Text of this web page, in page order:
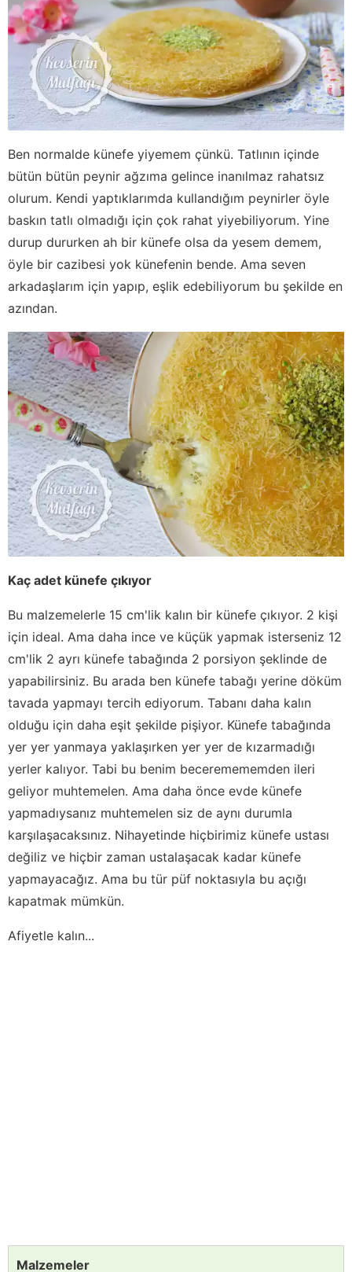
Ben normalde künefe yiyemem çünkü. Tatlının içinde
bütün bütün peynir ağzıma gelince inanılmaz rahatsız
olurum. Kendi yaptıklarımda kullandığım peynirler öyle
baskın tatlı olmadığı için çok rahat yiyebiliyorum. Yine
durup dururken ah bir künefe olsa da yesem demem,
öyle bir cazibesi yok künefenin bende. Ama seven
arkadaşlarım için yapıp, eşlik edebiliyorum bu şekilde en
azından.
Kaç adet künefe çıkıyor
Bu malzemelerle 15 cm'lik kalın bir künefe çıkıyor. 2 kişi
için ideal. Ama daha ince ve küçük yapmak isterseniz 12
cm'lik 2 ayrı künefe tabağında 2 porsiyon şeklinde de
yapabilirsiniz. Bu arada ben künefe tabağı yerine döküm
tavada yapmayı tercih ediyorum. Tabanı daha kalın
olduğu için daha eşit şekilde pişiyor. Künefe tabağında
yer yer yanmaya yaklaşırken yer yer de kızarmadığı
yerler kalıyor. Tabi bu benim beceremememden ileri
geliyor muhtemelen. Ama daha önce evde künefe
yapmadıysanız muhtemelen siz de aynı durumla
karşılaşacaksınız. Nihayetinde hiçbirimiz künefe ustası
değiliz ve hiçbir zaman ustalaşacak kadar künefe
yapmayacağız. Ama bu tür püf noktasıyla bu açığı
kapatmak mümkün.
Afiyetle kalın...
Malzemeler